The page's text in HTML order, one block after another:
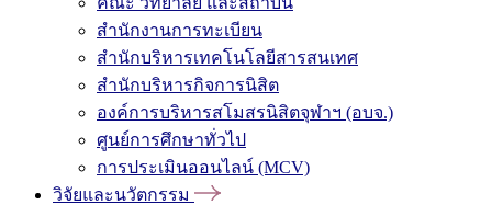
สำนักงานการทะเบียน
สำนักบริหารเทคโนโลยีสารสนเทศ
สำนักบริหารกิจการนิสิต
องค์การบริหารสโมสรนิสิตจุฬาฯ (อบจ.)
ศูนย์การศึกษาทั่วไป
การประเมินออนไลน์ (MCV)
วิจัยและนวัตกรรม